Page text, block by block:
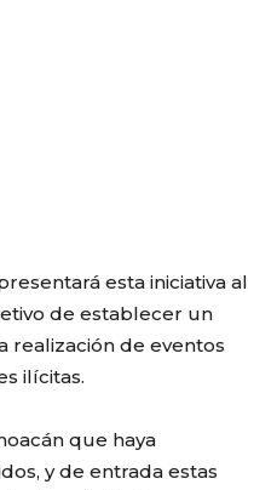
esta iniciativa al
de establecer un
realización de eventos
ilícitas.
que haya
y de entrada estas